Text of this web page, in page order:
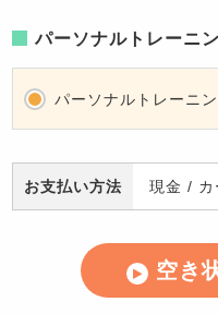
パーソナルトレーニ
パーソナルトレーニ
お支払い方法 現金 /
空き